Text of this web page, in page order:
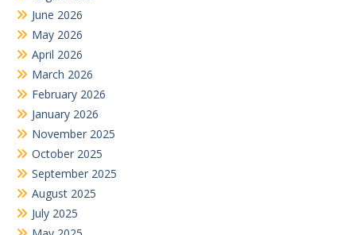
June 2026
May 2026
April 2026
March 2026
February 2026
January 2026
November 2025
October 2025
September 2025
August 2025
July 2025